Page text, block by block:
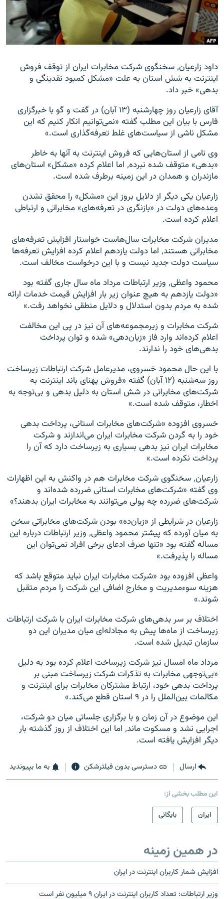
داود زارعیان٬ سخنگوی شرکت مخابرات ایران از توقف فروش
اینترنت به شش استان به علت «مشکل کمبود نقدینگی و
بدهی» خبر داد.
آقای زارعیان روز چهارشنبه (۱۳ آبان) در گفت و گو با خبرگزاری
فارس با بیان این مطلب گفته «نمی‌توانیم انکار کنیم که این
مشکل ناشی از سیاست‌های غلط تعرفه‌گذاری است.»
وی نامی از استان‌هایی که فروش اینترنت به آنها به خاطر
«بدهی» متوقف شده نبرده٬ اما اعلام کرده «مشکل» استان‌های
مازندران و همدان در این زمینه برطرف شده است.
زارعیان یکی دیگر از دلایل بروز این «مشکل» را محقق نشدن
وعده‌های دولت در «بازنگری در تعرفه‌های» مخابراتی و ارتباطی
اعلام کرده است.
مدیران شرکت مخابرات سال‌هاست خواستار افزایش تعرفه‌های
مخابراتی هستند٬ اما دولت یازدهم اعلام کرده افزایش تعرفه‌ها
سیاست دولت جدید نیست و با این درخواست مخالف است.
محمود واعظی٬ وزیر ارتباطات مرداد ماه سال جاری گفته بود
«دولت یازدهم به هیچ عنوان زیر بار افزایش قیمت خدمات ارائه
شده به مردم بدون استدلال و دلایل منطقی نخواهد رفت.»
شرکت مخابرات و زیر‌مجموعه‌های آن نیز در پی این مخالفت
اعلام کرده‌اند وارد فاز «زیان‌دهی» شده‌ و توان پرداخت
بدهی‌های خود را ندارند.
با این حال محمود خسروی، مدیرعامل شرکت ارتباطات زیرساخت
روز سه‌شنبه (۱۲ آبان) گفته «فروش پهنای باند اینترنت به
شرکت‌های مخابراتی در شش استان به دلیل بدهی و بی‌توجه به
اخطار، متوقف شده است.»
خسروی افزوده «شرکت‌های مخابرات استانی، پرداخت بدهی
خود را به گردن شرکت مخابرات ایران می‌اندازند و شرکت
مخابرات ایران نیز بدهی بسیاری به زیرساخت دارد که آن را
پرداخت نکرده است.»
زارعیان٬ سخنگوی شرکت مخابرات هم در واکنش به این اظهارات
وی گفته «شرکت‌های مخابرات استانی ضررده شده‌اند و
شرکت‌های ضررده چه پولی می‌توانند به مخابرات ایران بدهند؟»
زارعیان در شرایطی از «زیان‌ده» بودن شرکت‌های مخابراتی سخن
به میان آورده که پیشتر محمود واعظی٬ وزیر ارتباطات درباره این
مساله گفته بود «تنها صرف ادعای برخی افراد نمی‌توان این
مساله را پذیرفت.»
واعظی افزوده بود «شرکت مخابرات ایران نباید متوقع باشد که
هزینه سوءمدیریت و مخارج اضافی این شرکت را مردم متقبل
شوند.»
اختلاف بر سر بدهی‌های شرکت مخابرات ایران با شرکت ارتباطات
زیرساخت از ماه‌ها پیش به مجادله‌ای میان مدیران این دو
سازمان تبدیل شده است.
مرداد ماه امسال نیز شرکت زیرساخت اعلام کرده بود به دلیل
«بی‌توجهی مخابرات به تذکرات شرکت زیرساخت مبنی‌ بر
پرداخت بدهی خود، ارتباط مشترکان مخابرات برای اینترنت و
مکالمات بین‌الملل را در ۹ استان قطع می‌کند.»
این موضوع در آن زمان و با برگزاری جلساتی میان دو شرکت،
اجرایی نشد و مسکوت ماند٬ اما این اختلاف از روز گذشته بار
دیگر افزایش یافته است.
ارسال دسترسی بدون فیلترشکن به ما بپیوندید
این مطلب بخشی از:
ايران
بایگانی
در همین زمینه
افزایش شمار کاربران اینترنت در ایران
وزیر ارتباطات: تعداد کاربران اینترنت در ایران ۹ میلیون نفر است